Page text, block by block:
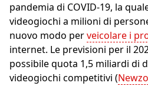
pandemia di COVID-19, la
videogiochi a milioni di
nuovo modo perveicolare i
internet. Le previsioni per il
possibile quota 1,5 miliardi di
videogiochi competitivi (